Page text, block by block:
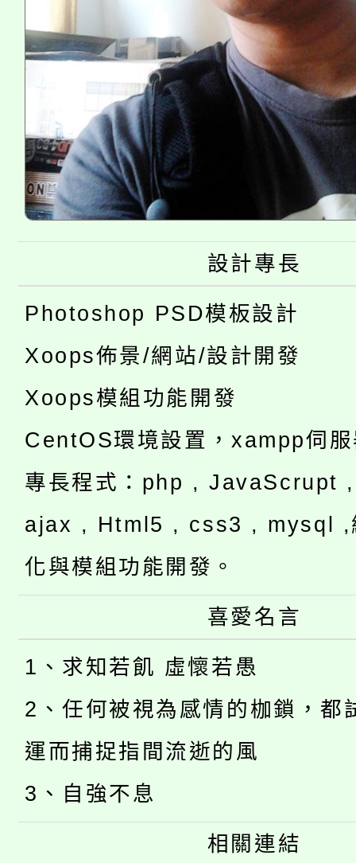
設計專長
Photoshop PSD模板設計
Xoops佈景/網站/設計開發
Xoops模組功能開發
CentOS環境設置，xampp伺
專長程式：php , JavaScrupt
ajax , Html5 , css3 , mysql ,
化與模組功能開發。
喜愛名言
1、求知若飢 虛懷若愚
2、任何被視為感情的枷鎖，都
運而捕捉指間流逝的風
3、自強不息
相關連結